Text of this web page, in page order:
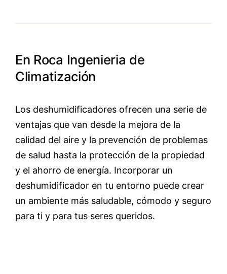
En Roca Ingenieria de
Climatización
Los deshumidificadores ofrecen una serie de
ventajas que van desde la mejora de la
calidad del aire y la prevención de problemas
de salud hasta la protección de la propiedad
y el ahorro de energía. Incorporar un
deshumidificador en tu entorno puede crear
un ambiente más saludable, cómodo y seguro
para ti y para tus seres queridos.